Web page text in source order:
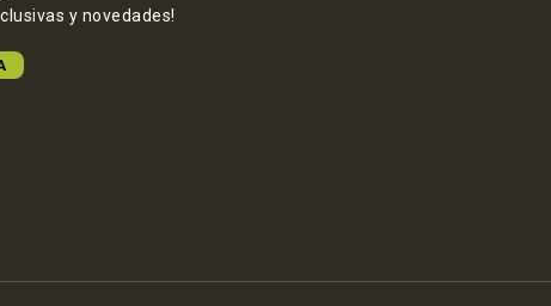
y novedades!